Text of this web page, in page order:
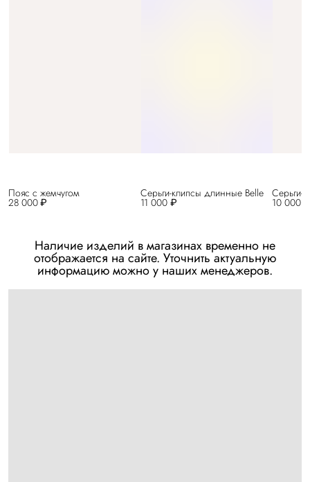
28 000 ₽
Пояс с жемчугом
11 000 ₽
Серьги-клипсы длинные Belle
10 000 ₽
Серьги-
Наличие изделий в магазинах временно не
отображается на сайте. Уточнить актуальную
информацию можно у наших менеджеров.